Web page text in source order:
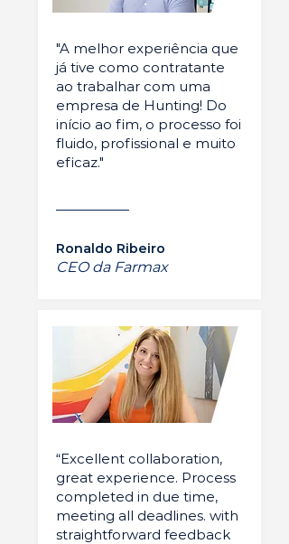
"A melhor experiência que
já tive como contratante
ao trabalhar com uma
empresa de Hunting! Do
início ao fim, o processo foi
fluido, profissional e muito
eficaz."
Ronaldo Ribeiro
CEO da Farmax
“Excellent collaboration,
great experience. Process
completed in due time,
meeting all deadlines. with
straightforward feedback